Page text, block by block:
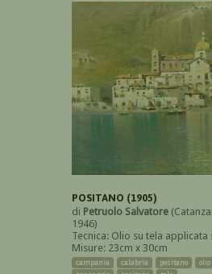
POSITANO (1905)
di Petruolo Salvatore
1946)
Tecnica: Olio su tela applicata
Misure: 23cm x 30cm
campania calabria positano olio